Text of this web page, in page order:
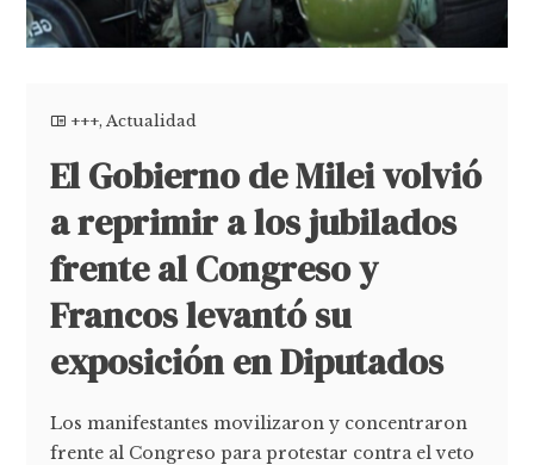
+++,Actualidad
El Gobierno de Milei volvió
a reprimir a los jubilados
frente al Congreso y
Francos levantó su
exposición en Diputados
Los manifestantes movilizaron y concentraron
frente al Congreso para protestar contra el veto